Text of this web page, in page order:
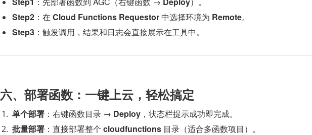
​Step2​ ​：在 ​ ​Cloud Functions Requestor​ ​ 中选择环境为 ​ ​Remote​​。
​Step3​ ​：触发调用，结果和日志会直接展示在工具中。
​​六、部署函数：一键上云，轻松搞定​​
​单个部署​ ​：右键函数目录 → ​ ​Deploy​ ​，状态栏提示成功即完成。
​批量部署​ ​：直接部署整个 ​ ​cloudfunctions​ ​ 目录（适合多函数项目）。